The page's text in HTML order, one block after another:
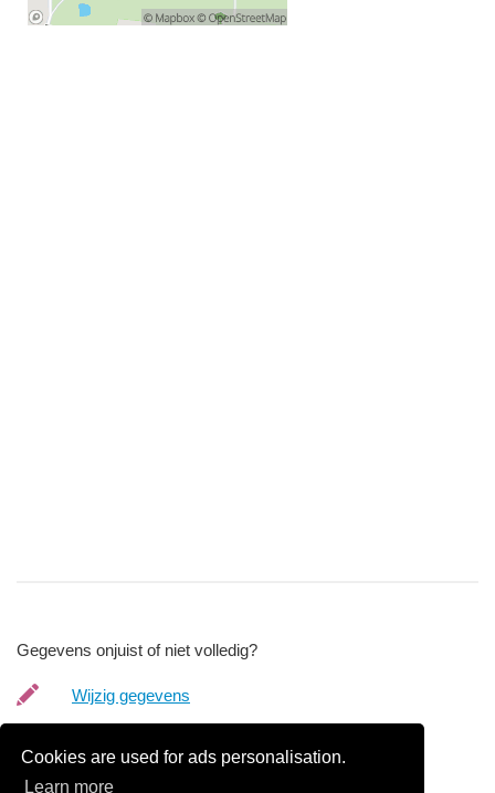
Cookies are used for ads personalisation.
Learn more
Gegevens onjuist of niet volledig?
Wijzig gegevens